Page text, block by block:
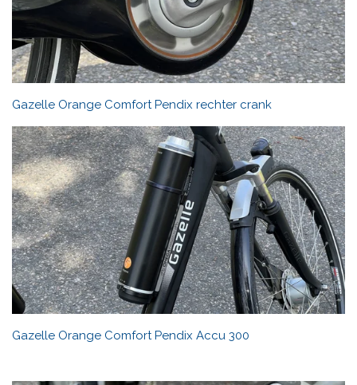
Gazelle Orange Comfort Pendix rechter crank
Gazelle Orange Comfort Pendix Accu 300